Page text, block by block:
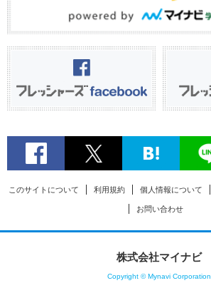
このサイトについて 利用規約 個人情報について
お問い合わせ
株式会社マイナビ
Copyright © Mynavi Corporation